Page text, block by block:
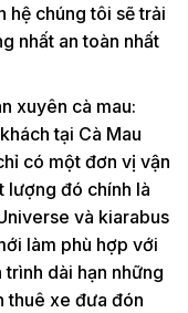
hệ chúng tôi sẽ trải
nhất an toàn nhất
xuyên cà mau:
tại Cà Mau
có một đơn vị vận
lượng đó chính là
và kiarabus
làm phù hợp với
dài hạn những
thuê xe đưa đón